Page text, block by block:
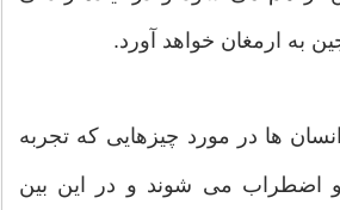
به ارمغان خواهد آورد.
انسان ها در مورد چیزهایی که تجربه
و اضطراب می شوند و در این بین